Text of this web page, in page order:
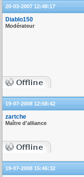
20-03-2007 12:48:17
Diablo150
Modérateur
19-07-2008 12:58:42
zartche
Maître d'alliance
19-07-2008 15:46:32